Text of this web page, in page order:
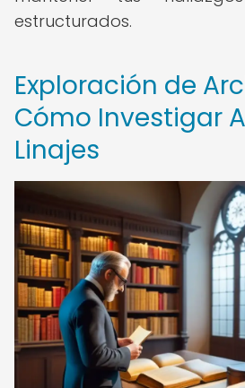
estructurados.
Exploración de
Cómo Investigar
Linajes